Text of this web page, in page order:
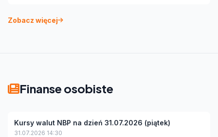
Zobacz więcej
Finanse osobiste
Kursy walut NBP na dzień 31.07.2026 (piątek)
31.07.2026 14:30